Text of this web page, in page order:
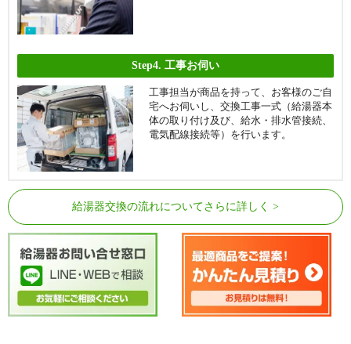
Step4. 工事お伺い
工事担当が商品を持って、お客様のご自
宅へお伺いし、交換工事一式（給湯器本
体の取り付け及び、給水・排水管接続、
電気配線接続等）を行います。
給湯器交換の流れについてさらに詳しく